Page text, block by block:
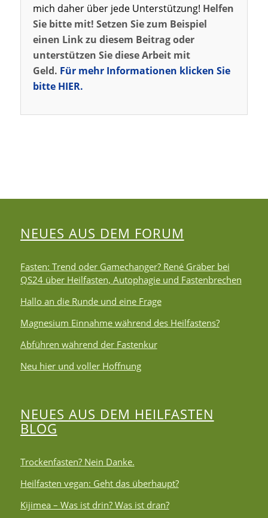
mich daher über jede Unterstützung! Helfen
Sie bitte mit! Setzen Sie zum Beispiel
einen Link zu diesem Beitrag oder
unterstützen Sie diese Arbeit mit
Geld. Für mehr Informationen klicken Sie
bitte HIER.
NEUES AUS DEM FORUM
Fasten: Trend oder Gamechanger? René Gräber bei
QS24 über Heilfasten, Autophagie und Fastenbrechen
Hallo an die Runde und eine Frage
Magnesium Einnahme während des Heilfastens?
Abführen während der Fastenkur
Neu hier und voller Hoffnung
NEUES AUS DEM HEILFASTEN
BLOG
Trockenfasten? Nein Danke.
Heilfasten vegan: Geht das überhaupt?
Kijimea – Was ist drin? Was ist dran?